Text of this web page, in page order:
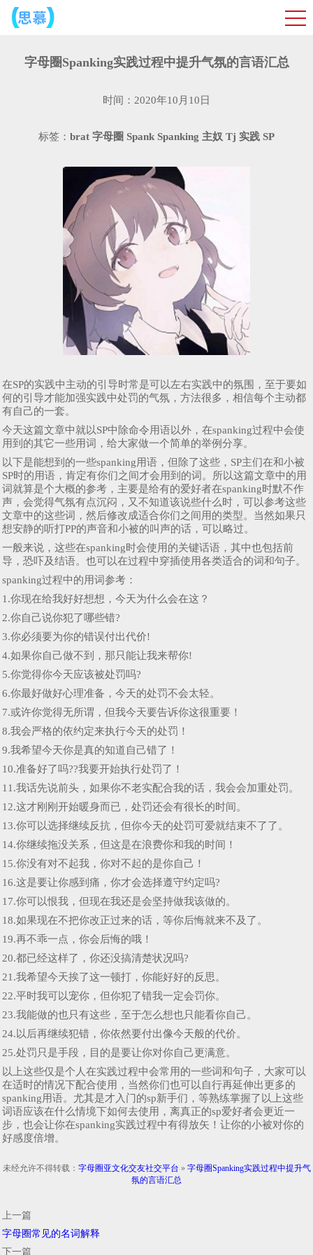
字母圈Spanking实践过程中提升气氛的言语汇总
时间：2020年10月10日
标签： brat 字母圈 Spank Spanking 主奴 Tj 实践 SP
在SP的实践中主动的引导时常是可以左右实践中的氛围，至于要如
何的引导才能加强实践中处罚的气氛，方法很多，相信每个主动都
有自己的一套。
今天这篇文章中就以SP中除命令用语以外，在spanking过程中会使
用到的其它一些用词，给大家做一个简单的举例分享。
以下是能想到的一些spanking用语，但除了这些，SP主们在和小被
SP时的用语，肯定有你们之间才会用到的词。所以这篇文章中的用
词就算是个大概的参考，主要是给有的爱好者在spanking时默不作
声，会觉得气氛有点沉闷，又不知道该说些什么时，可以参考这些
文章中的这些词，然后修改成适合你们之间用的类型。当然如果只
想安静的听打PP的声音和小被的叫声的话，可以略过。
一般来说，这些在spanking时会使用的关键话语，其中也包括前
导，恐吓及结语。也可以在过程中穿插使用各类适合的词和句子。
spanking过程中的用词参考：
1.你现在给我好好想想，今天为什么会在这？
2.你自己说你犯了哪些错?
3.你必须要为你的错误付出代价!
4.如果你自己做不到，那只能让我来帮你!
5.你觉得你今天应该被处罚吗?
6.你最好做好心理准备，今天的处罚不会太轻。
7.或许你觉得无所谓，但我今天要告诉你这很重要！
8.我会严格的依约定来执行今天的处罚！
9.我希望今天你是真的知道自己错了！
10.准备好了吗??我要开始执行处罚了！
11.我话先说前头，如果你不老实配合我的话，我会会加重处罚。
12.这才刚刚开始暖身而已，处罚还会有很长的时间。
13.你可以选择继续反抗，但你今天的处罚可爱就结束不了了。
14.你继续拖没关系，但这是在浪费你和我的时间！
15.你没有对不起我，你对不起的是你自己！
16.这是要让你感到痛，你才会选择遵守约定吗?
17.你可以恨我，但现在我还是会坚持做我该做的。
18.如果现在不把你改正过来的话，等你后悔就来不及了。
19.再不乖一点，你会后悔的哦！
20.都已经这样了，你还没搞清楚状况吗?
21.我希望今天挨了这一顿打，你能好好的反思。
22.平时我可以宠你，但你犯了错我一定会罚你。
23.我能做的也只有这些，至于怎么想也只能看你自己。
24.以后再继续犯错，你依然要付出像今天般的代价。
25.处罚只是手段，目的是要让你对你自己更满意。
以上这些仅是个人在实践过程中会常用的一些词和句子，大家可以
在适时的情况下配合使用，当然你们也可以自行再延伸出更多的
spanking用语。尤其是才入门的sp新手们，等熟练掌握了以上这些
词语应该在什么情境下如何去使用，离真正的sp爱好者会更近一
步，也会让你在spanking实践过程中有得放矢！让你的小被对你的
好感度倍增。
未经允许不得转载： 字母圈亚文化交友社交平台 » 字母圈Spanking实践过程中提升气
氛的言语汇总
上一篇
字母圈常见的名词解释
下一篇